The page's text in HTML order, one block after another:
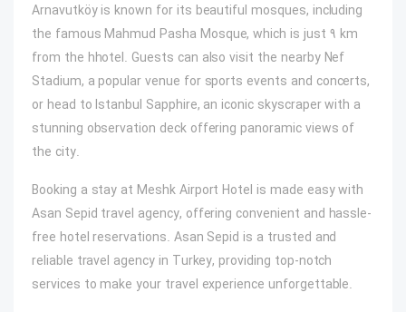
Arnavutköy is known for its beautiful mosques, including
the famous Mahmud Pasha Mosque, which is just 9 km
from the hhotel. Guests can also visit the nearby Nef
Stadium, a popular venue for sports events and concerts,
or head to Istanbul Sapphire, an iconic skyscraper with a
stunning observation deck offering panoramic views of
the city.
Booking a stay at Meshk Airport Hotel is made easy with
Asan Sepid travel agency, offering convenient and hassle-
free hotel reservations. Asan Sepid is a trusted and
reliable travel agency in Turkey, providing top-notch
services to make your travel experience unforgettable.